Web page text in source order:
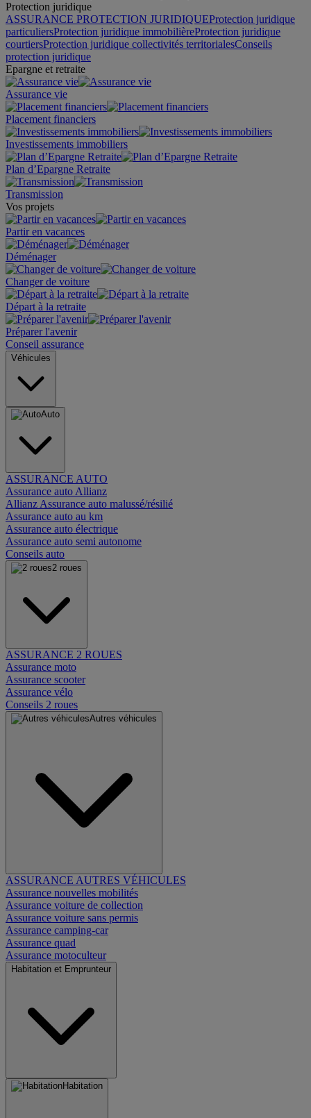
Protection juridique
ASSURANCE PROTECTION JURIDIQUEProtection juridique
particuliersProtection juridique immobilièreProtection juridique
courtiersProtection juridique collectivités territorialesConseils
protection juridique
Epargne et retraite
Assurance vie
Placement financiers
Investissements immobiliers
Plan d’Epargne Retraite
Transmission
Vos projets
Partir en vacances
Déménager
Changer de voiture
Départ à la retraite
Préparer l'avenir
Conseil assurance
Véhicules
Auto
ASSURANCE AUTO
Assurance auto Allianz
Allianz Assurance auto malussé/résilié
Assurance auto au km
Assurance auto électrique
Assurance auto semi autonome
Conseils auto
2 roues
ASSURANCE 2 ROUES
Assurance moto
Assurance scooter
Assurance vélo
Conseils 2 roues
Autres véhicules
ASSURANCE AUTRES VÉHICULES
Assurance nouvelles mobilités
Assurance voiture de collection
Assurance voiture sans permis
Assurance camping-car
Assurance quad
Assurance motoculteur
Habitation et Emprunteur
Habitation